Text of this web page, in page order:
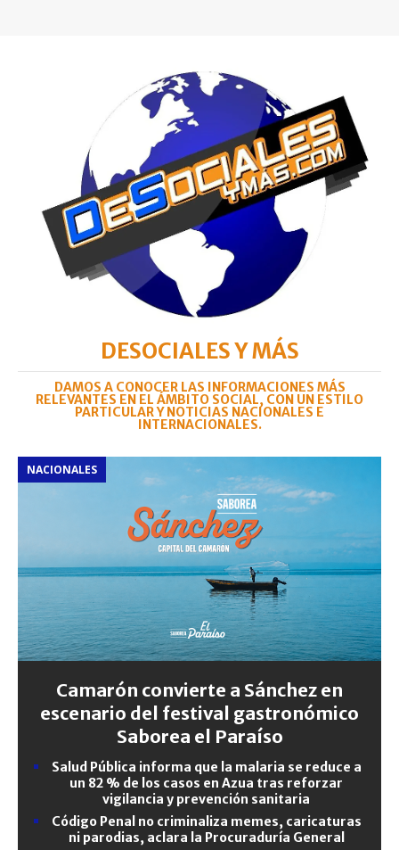
DESOCIALES Y MÁS
DAMOS A CONOCER LAS INFORMACIONES MÁS
RELEVANTES EN EL ÁMBITO SOCIAL, CON UN ESTILO
PARTICULAR Y NOTICIAS NACIONALES E
INTERNACIONALES.
NACIONALES
Camarón convierte a Sánchez en
escenario del festival gastronómico
Saborea el Paraíso
Salud Pública informa que la malaria se reduce a
un 82 % de los casos en Azua tras reforzar
vigilancia y prevención sanitaria
Código Penal no criminaliza memes, caricaturas
ni parodias, aclara la Procuraduría General